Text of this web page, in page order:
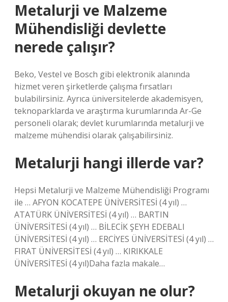
Metalurji ve Malzeme
Mühendisliği devlette
nerede çalışır?
Beko, Vestel ve Bosch gibi elektronik alanında
hizmet veren şirketlerde çalışma fırsatları
bulabilirsiniz. Ayrıca üniversitelerde akademisyen,
teknoparklarda ve araştırma kurumlarında Ar-Ge
personeli olarak; devlet kurumlarında metalurji ve
malzeme mühendisi olarak çalışabilirsiniz.
Metalurji hangi illerde var?
Hepsi Metalurji ve Malzeme Mühendisliği Programı
ile … AFYON KOCATEPE ÜNİVERSİTESİ (4 yıl) …
ATATÜRK ÜNİVERSİTESİ (4 yıl) … BARTIN
ÜNİVERSİTESİ (4 yıl) … BİLECİK ŞEYH EDEBALI
ÜNİVERSİTESİ (4 yıl) … ERCİYES ÜNİVERSİTESİ (4 yıl) …
FIRAT ÜNİVERSİTESİ (4 yıl) … KIRIKKALE
ÜNİVERSİTESİ (4 yıl)Daha fazla makale…
Metalurji okuyan ne olur?